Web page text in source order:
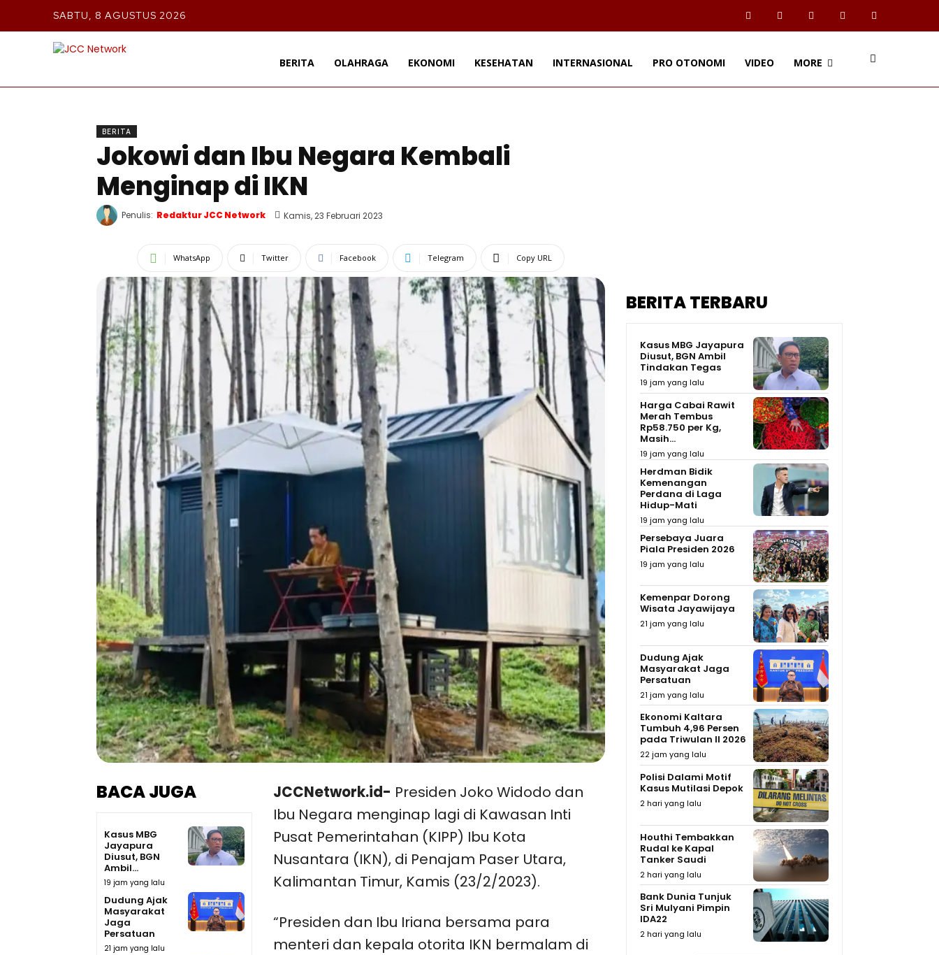
SABTU, 8 AGUSTUS 2026
BERITA OLAHRAGA EKONOMI KESEHATAN INTERNASIONAL PRO OTONOMI VIDEO MORE
BERITA
Jokowi dan Ibu Negara Kembali
Menginap di IKN
Penulis: Redaktur JCC Network Kamis, 23 Februari 2023
WhatsApp Twitter Facebook Telegram Copy URL
BACA JUGA
Kasus MBG
Jayapura
Diusut, BGN
Ambil...
19 jam yang lalu
Dudung Ajak
Masyarakat
Jaga
Persatuan
21 jam yang lalu
JCCNetwork.id- Presiden Joko Widodo dan
Ibu Negara menginap lagi di Kawasan Inti
Pusat Pemerintahan (KIPP) Ibu Kota
Nusantara (IKN), di Penajam Paser Utara,
Kalimantan Timur, Kamis (23/2/2023).
“Presiden dan Ibu Iriana bersama para
menteri dan kepala otorita IKN bermalam di
BERITA TERBARU
Kasus MBG Jayapura
Diusut, BGN Ambil
Tindakan Tegas
19 jam yang lalu
Harga Cabai Rawit
Merah Tembus
Rp58.750 per Kg,
Masih...
19 jam yang lalu
Herdman Bidik
Kemenangan
Perdana di Laga
Hidup-Mati
19 jam yang lalu
Persebaya Juara
Piala Presiden 2026
19 jam yang lalu
Kemenpar Dorong
Wisata Jayawijaya
21 jam yang lalu
Dudung Ajak
Masyarakat Jaga
Persatuan
21 jam yang lalu
Ekonomi Kaltara
Tumbuh 4,96 Persen
pada Triwulan II 2026
22 jam yang lalu
Polisi Dalami Motif
Kasus Mutilasi Depok
2 hari yang lalu
Houthi Tembakkan
Rudal ke Kapal
Tanker Saudi
2 hari yang lalu
Bank Dunia Tunjuk
Sri Mulyani Pimpin
IDA22
2 hari yang lalu